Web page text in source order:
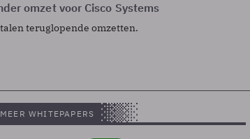
omzet voor Cisco Systems
teruglopende omzetten.
MEER WHITEPAPERS